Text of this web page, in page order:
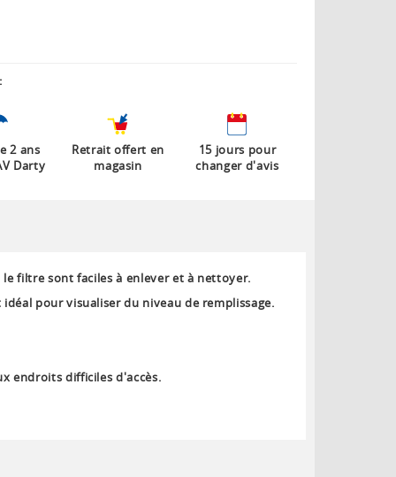
2 ans
Darty
Retrait offert en
magasin
15 jours pour
changer d'avis
filtre sont faciles à enlever et à nettoyer.
pour visualiser du niveau de remplissage.
endroits difficiles d'accès.